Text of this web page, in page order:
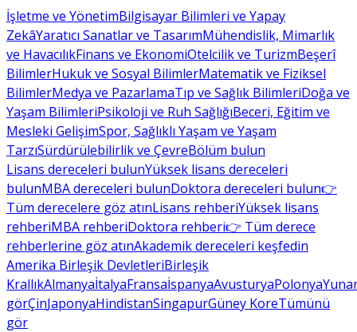
İşletme ve YönetimBilgisayar Bilimleri ve Yapay
ZekâYaratıcı Sanatlar ve TasarımMühendislik, Mimarlık
ve HavacılıkFinans ve EkonomiOtelcilik ve TurizmBeşerî
BilimlerHukuk ve Sosyal BilimlerMatematik ve Fiziksel
BilimlerMedya ve PazarlamaTıp ve Sağlık BilimleriDoğa ve
Yaşam BilimleriPsikoloji ve Ruh SağlığıBeceri, Eğitim ve
Mesleki GelişimSpor, Sağlıklı Yaşam ve Yaşam
TarzıSürdürülebilirlik ve ÇevreBölüm bulun
Lisans dereceleri bulunYüksek lisans dereceleri
bulunMBA dereceleri bulunDoktora dereceleri bulun👉
Tüm derecelere göz atınLisans rehberiYüksek lisans
rehberiMBA rehberiDoktora rehberi👉 Tüm derece
rehberlerine göz atınAkademik dereceleri keşfedin
Amerika Birleşik DevletleriBirleşik
KrallıkAlmanyaİtalyaFransaİspanyaAvusturyaPolonya
görÇinJaponyaHindistanSingapurGüney KoreTümünü
gör